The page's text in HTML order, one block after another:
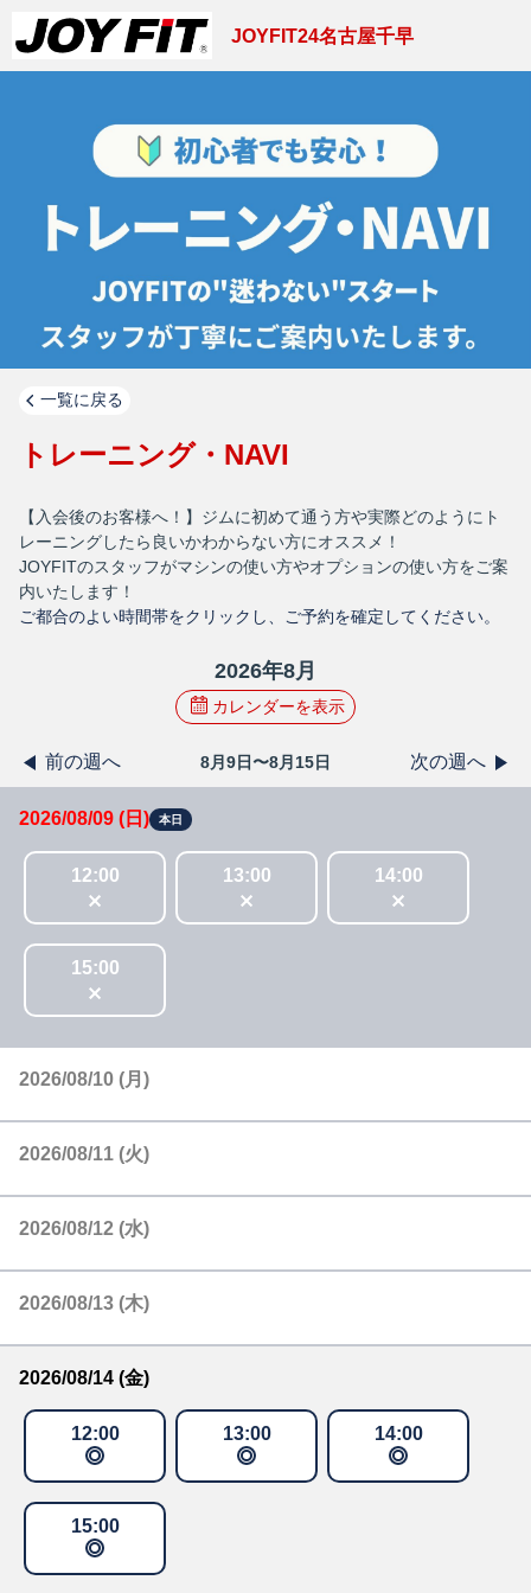
JOYFIT24名古屋千早
一覧に戻る
トレーニング・NAVI
【入会後のお客様へ！】ジムに初めて通う方や実際どのようにト
レーニングしたら良いかわからない方にオススメ！
JOYFITのスタッフがマシンの使い方やオプションの使い方をご案
内いたします！
ご都合のよい時間帯をクリックし、ご予約を確定してください。
2026年8月
カレンダーを表示
前の週へ 8月9日〜8月15日 次の週へ
2026/08/09 (日) 本日
12:00 13:00 14:00
15:00
2026/08/10 (月)
2026/08/11 (火)
2026/08/12 (水)
2026/08/13 (木)
2026/08/14 (金)
12:00 13:00 14:00
15:00